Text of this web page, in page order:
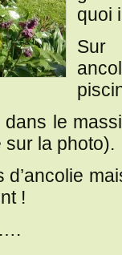
quoi
Sur
le
sur la photo).
!